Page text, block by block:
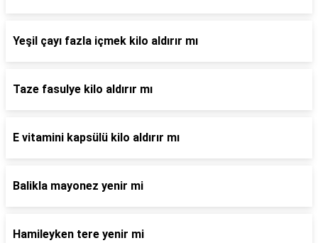
Yeşil çayı fazla içmek kilo aldırır mı
Taze fasulye kilo aldırır mı
E vitamini kapsülü kilo aldırır mı
Balikla mayonez yenir mi
Hamileyken tere yenir mi